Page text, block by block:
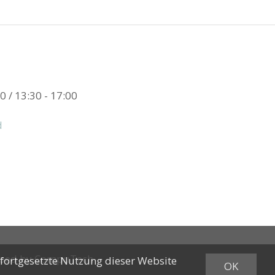
/ 13:30 - 17:00
byCompuTech
OK
Nutzung dieser Website